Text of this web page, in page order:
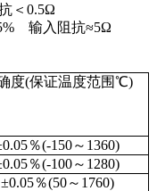
＜0.5Ω
输入阻抗≈5Ω
度(保证温度范围℃)
％(-150～1360)
％(-100～1280)
±0.05％(50～1760)